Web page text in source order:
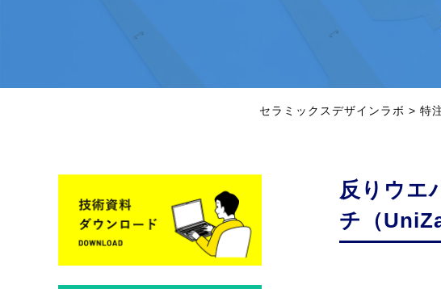
セラミックスデザインラボ > 特
反りウエ
チ（